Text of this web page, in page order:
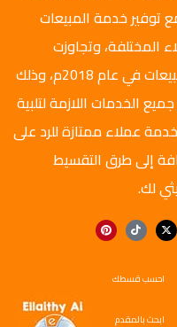
توفير خدمة المبيعات
المختلفة، وتجاوزت
مجموعة الليثي أعلى مستوى من المبيعات في عام 2018م، وذلك
الخدمات اللازمة لتلبية
عملاء ممتازة للرد على
إلى طرق التقسيط
لك.
احسب قسطك
ابحث بالمقدم